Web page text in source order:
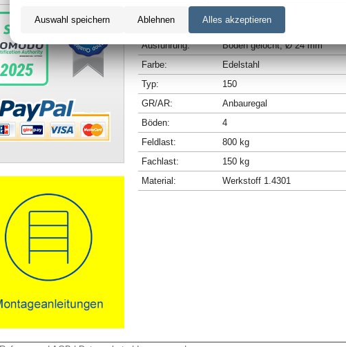
350 mm
Länge:
900 mm
Ausführung:
Böden gelocht, Ø 24 mm
Farbe:
Edelstahl
Typ:
150
GR/AR:
Anbauregal
Böden:
4
Feldlast:
800 kg
Fachlast:
150 kg
Material:
Werkstoff 1.4301
Auswahl speichern Ablehnen Alles akzeptieren